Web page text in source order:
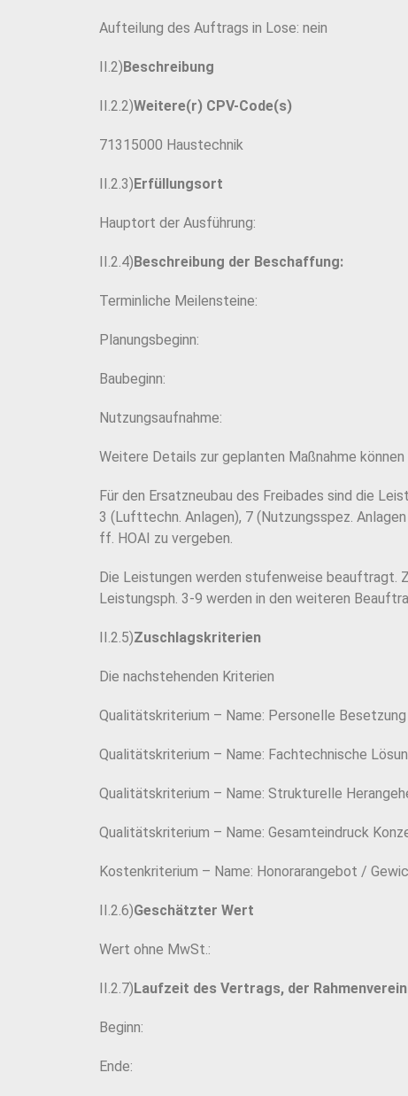
Aufteilung des Auftrags in Lose: nein
II.2)Beschreibung
II.2.2)Weitere(r) CPV-Code(s)
71315000 Haustechnik
II.2.3)Erfüllungsort
Hauptort der Ausführung:
II.2.4)Beschreibung der Beschaffung:
Terminliche Meilensteine:
Planungsbeginn:
Baubeginn:
Nutzungsaufnahme:
Weitere Details zur geplanten Maßnahme
Für den Ersatzneubau des Freibades sind die
3 (Lufttechn. Anlagen), 7 (Nutzungsspez.
ff. HOAI zu vergeben.
Die Leistungen werden stufenweise beauftragt.
Leistungsph. 3-9 werden in den weiteren
II.2.5)Zuschlagskriterien
Die nachstehenden Kriterien
Qualitätskriterium – Name: Personelle
Qualitätskriterium – Name: Fachtechnische
Qualitätskriterium – Name: Strukturelle
Qualitätskriterium – Name: Gesamteindruck
Kostenkriterium – Name: Honorarangebot /
II.2.6)Geschätzter Wert
Wert ohne MwSt.:
II.2.7)Laufzeit des Vertrags, der
Beginn:
Ende: